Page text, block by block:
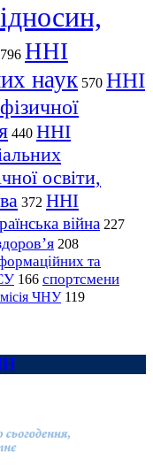
796 ННІ
наук 570 ННІ
440 ННІ
освіти,
372 ННІ
війна 227
208
та
166 спортсмени
ЧНУ 119